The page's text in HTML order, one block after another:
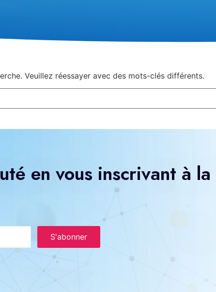
Veuillez réessayer avec des mots-clés différents.
en vous inscrivant à la
S'abonner